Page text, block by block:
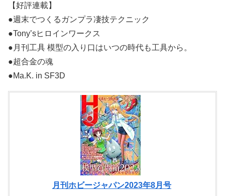
【好評連載】
●週末でつくるガンプラ凄技テクニック
●Tony’sヒロインワークス
●月刊工具 模型の入り口はいつの時代も工具から。
●超合金の魂
●Ma.K. in SF3D
月刊ホビージャパン2023年8月号